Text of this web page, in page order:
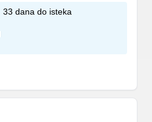
33 dana do isteka